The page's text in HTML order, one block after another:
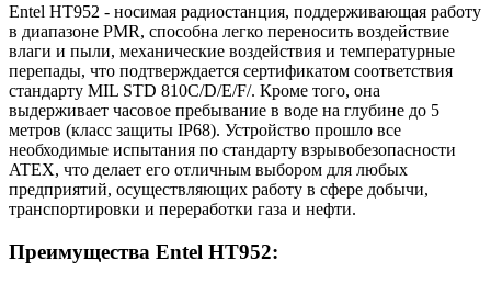
Entel HT952 - носимая радиостанция, поддерживающая работу
в диапазоне PMR, способна легко переносить воздействие
влаги и пыли, механические воздействия и температурные
перепады, что подтверждается сертификатом соответствия
стандарту MIL STD 810C/D/E/F/. Кроме того, она
выдерживает часовое пребывание в воде на глубине до 5
метров (класс защиты IP68). Устройство прошло все
необходимые испытания по стандарту взрывобезопасности
ATEX, что делает его отличным выбором для любых
предприятий, осуществляющих работу в сфере добычи,
транспортировки и переработки газа и нефти.
Преимущества Entel HT952: